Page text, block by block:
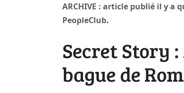
ARCHIVE : article publié il y a
PeopleClub.
Secret Story
bague de